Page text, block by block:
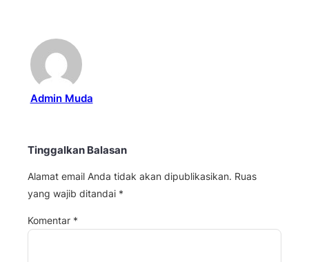
Admin Muda
Tinggalkan Balasan
Alamat email Anda tidak akan dipublikasikan. Ruas
yang wajib ditandai *
Komentar *